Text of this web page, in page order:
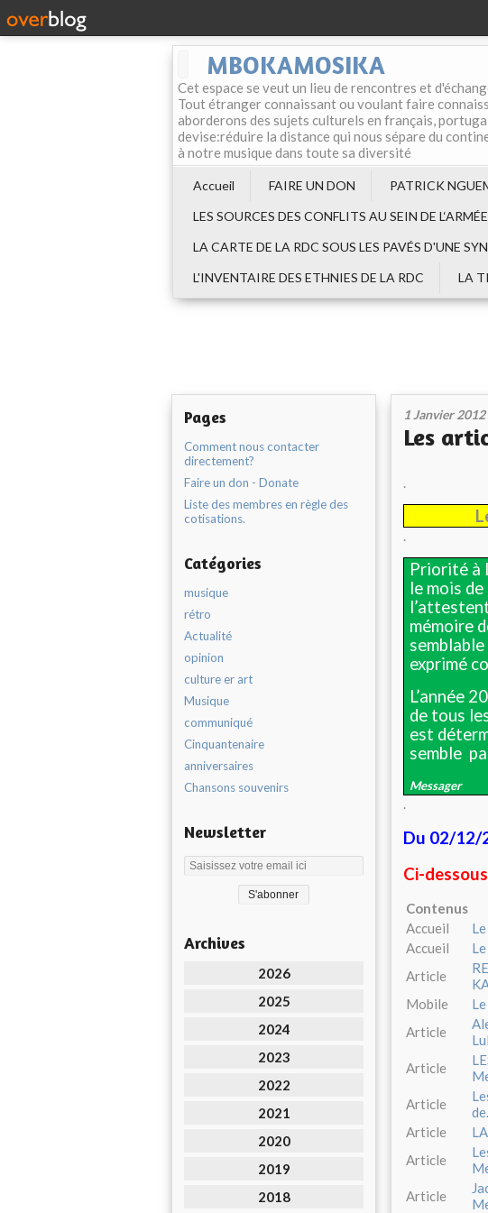
MBOKAMOSIKA
Cet espace se veut un lieu de rencontres et
Tout étranger connaissant ou voulant faire
aborderons des sujets culturels en français,
devise:réduire la distance qui nous sépare du
à notre musique dans toute sa diversité
Accueil FAIRE UN DON
PATRICK
LES SOURCES DES CONFLITS AU SEIN DE
LA CARTE DE LA RDC SOUS LES PAVÉS D'UNE
L'INVENTAIRE DES ETHNIES DE LA RDC
LA
Pages
Comment nous contacter
directement?
Faire un don - Donate
Liste des membres en règle des
cotisations.
Catégories
musique
rétro
Actualité
opinion
culture er art
Musique
communiqué
Cinquantenaire
anniversaires
Chansons souvenirs
Newsletter
Archives
2026
2025
2024
2023
2022
2021
2020
2019
2018
1 Janvier 2012
Les
.
.
Priorité à
le mois
mémoire
exprimé
L’année
de tous
est
semble
Messager
.
Du 02/12/
Ci-
Contenus
Accueil
Accueil
Article
Mobile
Article
Article
Article
Article
Article
Article